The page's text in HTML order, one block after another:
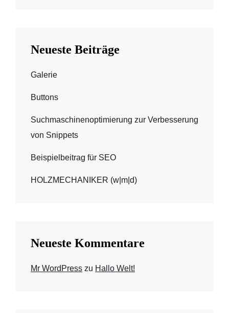
Neueste Beiträge
Galerie
Buttons
Suchmaschinenoptimierung zur Verbesserung
von Snippets
Beispielbeitrag für SEO
HOLZMECHANIKER (w|m|d)
Neueste Kommentare
Mr WordPress zu Hallo Welt!